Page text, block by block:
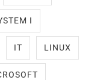
I
IT LINUX